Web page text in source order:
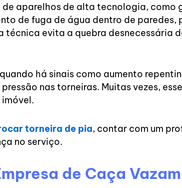
aparelhos de alta tecnologia, como
de fuga de água dentro de paredes,
evita a quebra desnecessária
há sinais como aumento
nas torneiras. Muitas vezes,
torneira de pia, contar com um
no serviço.
de Caça